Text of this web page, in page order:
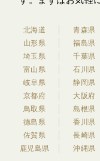
北海道 青森県
山形県
福島県
埼玉県
千葉県
富山県
石川県
岐阜県
静岡県
京都府
大阪府
鳥取県
島根県
徳島県
香川県
佐賀県
長崎県
鹿児島県
沖縄県